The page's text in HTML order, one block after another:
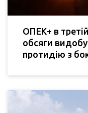
ОПЕК+ в
обсяги
протидію з